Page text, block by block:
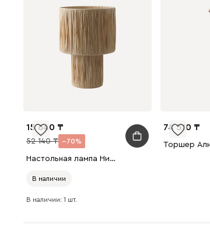
15 640
52 140 70
Настольная лампа Нидлс Бежевый
В наличии
В наличии: 1 шт.
74 510